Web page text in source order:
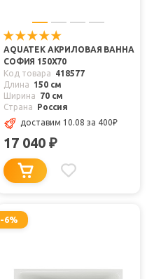
AQUATEK АКРИЛОВАЯ ВАННА
СОФИЯ 150X70
Код товара
418577
Длина
150 см
Ширина
70 см
Страна
Россия
доставим 10.08 за 400₽
17 040 ₽
-6%